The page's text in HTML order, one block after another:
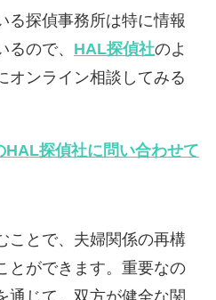
る探偵事務所は特に情報
ので、 HAL探偵社のよ
オンライン相談してみる
探偵社に問い合わせて
ことで、夫婦関係の再構
とができます。重要なの
通じて、双方が健全な関